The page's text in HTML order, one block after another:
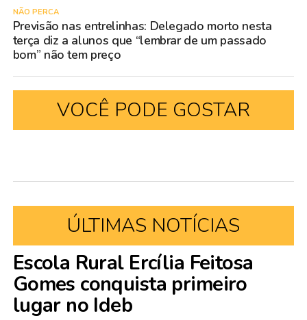
NÃO PERCA
Previsão nas entrelinhas: Delegado morto nesta
terça diz a alunos que “lembrar de um passado
bom” não tem preço
VOCÊ PODE GOSTAR
ÚLTIMAS NOTÍCIAS
Escola Rural Ercília Feitosa
Gomes conquista primeiro
lugar no Ideb